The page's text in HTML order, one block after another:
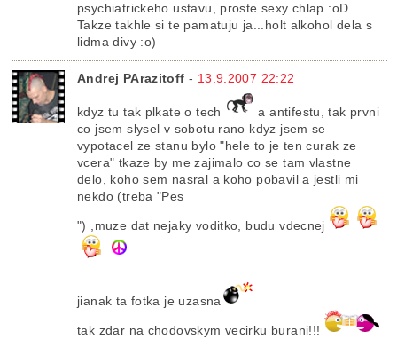
psychiatrickeho ustavu, proste sexy chlap :oD
Takze takhle si te pamatuju ja...holt alkohol dela s
lidma divy :o)
Andrej PArazitoff - 13.9.2007 22:22
kdyz tu tak plkate o tech
a antifestu, tak prvni
co jsem slysel v sobotu rano kdyz jsem se
vypotacel ze stanu bylo "hele to je ten curak ze
vcera" tkaze by me zajimalo co se tam vlastne
delo, koho sem nasral a koho pobavil a jestli mi
nekdo (treba "Pes
") ,muze dat nejaky voditko, budu vdecnej
jianak ta fotka je uzasna
tak zdar na chodovskym vecirku burani!!!